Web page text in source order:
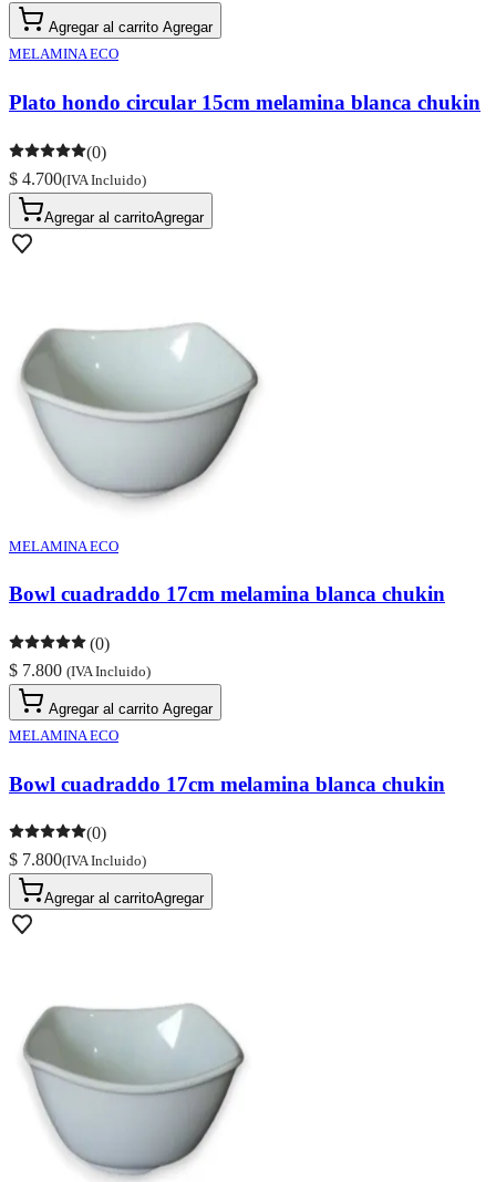
Agregar al carrito Agregar
MELAMINA ECO
Plato hondo circular 15cm melamina blanca chukin
(0)
$ 4.700(IVA Incluido)
Agregar al carritoAgregar
MELAMINA ECO
Bowl cuadraddo 17cm melamina blanca chukin
(0)
$ 7.800 (IVA Incluido)
Agregar al carrito Agregar
MELAMINA ECO
Bowl cuadraddo 17cm melamina blanca chukin
(0)
$ 7.800(IVA Incluido)
Agregar al carritoAgregar